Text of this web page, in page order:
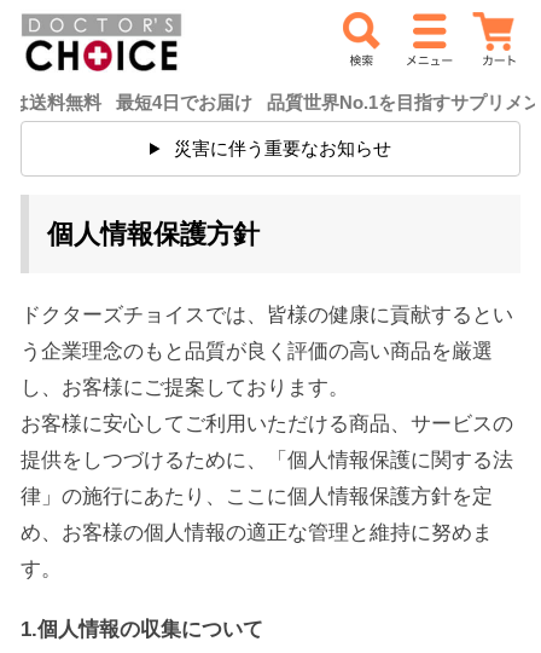
無料 最短4日でお届け 品質世界No.1を目指すサプリメント
災害に伴う重要なお知らせ
個人情報保護方針
ドクターズチョイスでは、皆様の健康に貢献するとい
う企業理念のもと品質が良く評価の高い商品を厳選
し、お客様にご提案しております。
お客様に安心してご利用いただける商品、サービスの
提供をしつづけるために、「個人情報保護に関する法
律」の施行にあたり、ここに個人情報保護方針を定
め、お客様の個人情報の適正な管理と維持に努めま
す。
1.個人情報の収集について